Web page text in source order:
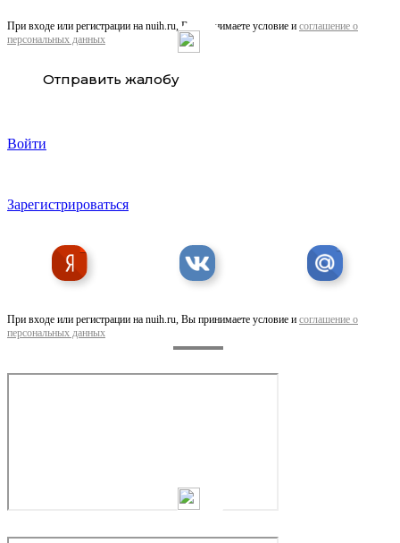
Ручное размещение объявлений в интернете в . ..
При входе или регистрации на nuih.ru, Вы принимаете условие и соглашение о
персональных данных
Отправить жалобу
Войти
Зарегистрироваться
При входе или регистрации на nuih.ru, Вы принимаете условие и соглашение о
персональных данных